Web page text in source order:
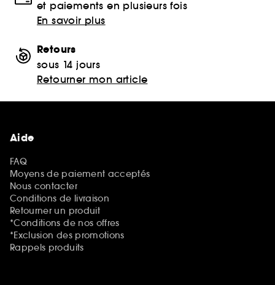
et paiements en plusieurs fois
En savoir plus
Retours
sous 14 jours
Retourner mon article
Aide
FAQ
Moyens de paiement acceptés
Nous contacter
Conditions de livraison
Retourner un produit
*Conditions de nos offres
*Exclusion des promotions
Rappels produits